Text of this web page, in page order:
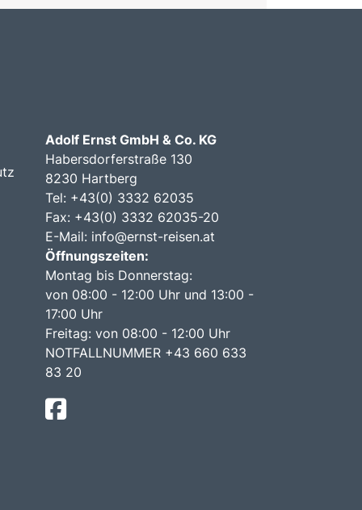
Adolf Ernst GmbH & Co. KG
Habersdorferstraße 130
8230 Hartberg
Tel: +43(0) 3332 62035
Fax: +43(0) 3332 62035-20
E-Mail: info@ernst-reisen.at
Öffnungszeiten:
Montag bis Donnerstag:
von 08:00 - 12:00 Uhr und 13:00 -
17:00 Uhr
Freitag: von 08:00 - 12:00 Uhr
NOTFALLNUMMER +43 660 633
83 20